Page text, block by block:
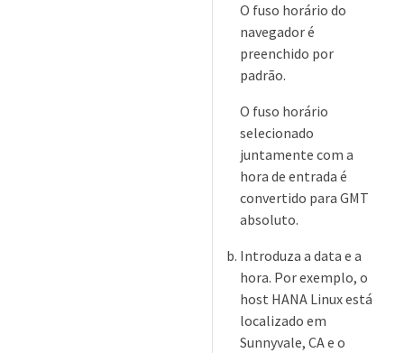
O fuso horário do
navegador é
preenchido por
padrão.
O fuso horário
selecionado
juntamente com a
hora de entrada é
convertido para GMT
absoluto.
Introduza a data e a
hora. Por exemplo, o
host HANA Linux está
localizado em
Sunnyvale, CA e o